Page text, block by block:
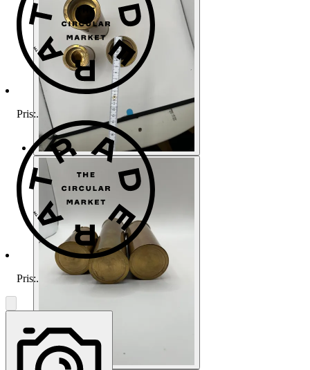
Pris:.
Pris:.